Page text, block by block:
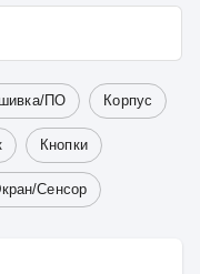
ПО Корпус
Кнопки
Сенсор